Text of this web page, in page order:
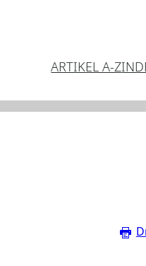
ARTIKEL A-Z